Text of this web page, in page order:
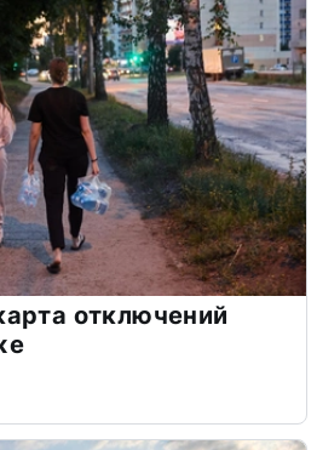
отключений